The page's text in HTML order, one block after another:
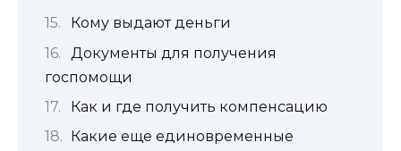
Кому выдают деньги
Документы для получения
госпомощи
Как и где получить компенсацию
Какие еще единовременные